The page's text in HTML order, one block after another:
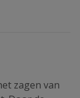
zagen van